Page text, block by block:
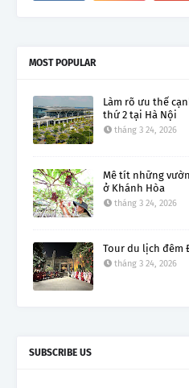
MOST POPULAR
Làm rõ ưu thế
thứ 2 tại Hà Nội
tháng 3 24, 2026
Mê tít những
ở Khánh Hòa
tháng 3 24, 2026
Tour du lịch đêm
tháng 3 24, 2026
SUBSCRIBE US